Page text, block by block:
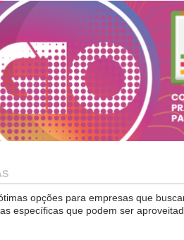
opções para empresas que
específicas que podem ser